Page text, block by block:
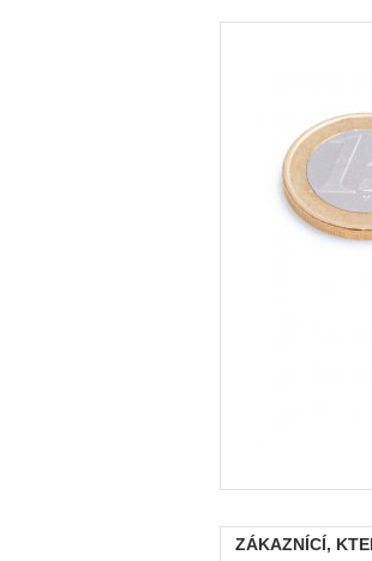
ZÁKAZNÍCÍ,